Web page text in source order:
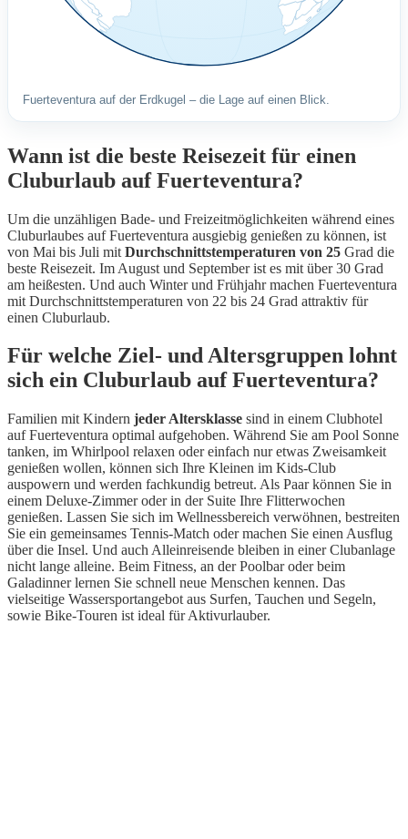
Fuerteventura auf der Erdkugel – die Lage auf einen Blick.
Wann ist die beste Reisezeit für einen
Cluburlaub auf Fuerteventura?
Um die unzähligen Bade- und Freizeitmöglichkeiten während eines
Cluburlaubes auf Fuerteventura ausgiebig genießen zu können, ist
von Mai bis Juli mit Durchschnittstemperaturen von 25 Grad die
beste Reisezeit. Im August und September ist es mit über 30 Grad
am heißesten. Und auch Winter und Frühjahr machen Fuerteventura
mit Durchschnittstemperaturen von 22 bis 24 Grad attraktiv für
einen Cluburlaub.
Für welche Ziel- und Altersgruppen lohnt
sich ein Cluburlaub auf Fuerteventura?
Familien mit Kindern jeder Altersklasse sind in einem Clubhotel
auf Fuerteventura optimal aufgehoben. Während Sie am Pool Sonne
tanken, im Whirlpool relaxen oder einfach nur etwas Zweisamkeit
genießen wollen, können sich Ihre Kleinen im Kids-Club
auspowern und werden fachkundig betreut. Als Paar können Sie in
einem Deluxe-Zimmer oder in der Suite Ihre Flitterwochen
genießen. Lassen Sie sich im Wellnessbereich verwöhnen, bestreiten
Sie ein gemeinsames Tennis-Match oder machen Sie einen Ausflug
über die Insel. Und auch Alleinreisende bleiben in einer Clubanlage
nicht lange alleine. Beim Fitness, an der Poolbar oder beim
Galadinner lernen Sie schnell neue Menschen kennen. Das
vielseitige Wassersportangebot aus Surfen, Tauchen und Segeln,
sowie Bike-Touren ist ideal für Aktivurlauber.